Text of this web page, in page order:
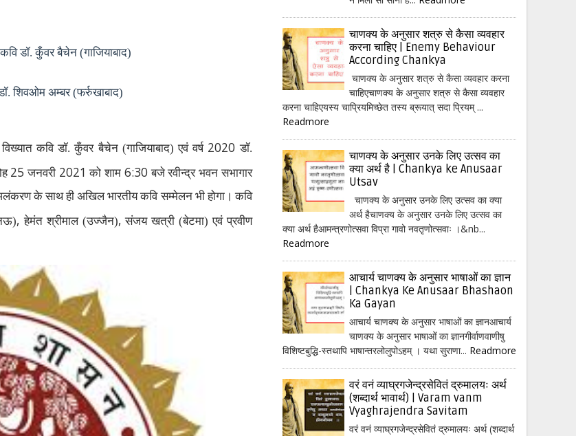
कवि डॉ. कुँवर बैचेन (गाजियाबाद)
शिवओम अम्‍बर (फर्रुखाबाद)
विख्‍यात कवि डॉ. कुँवर बैचेन (गाजियाबाद) एवं वर्ष 2020 डॉ.
25 जनवरी 2021 को शाम 6:30 बजे रवीन्‍द्र भवन सभागार
के साथ ही अखिल भारतीय कवि सम्‍मेलन भी होगा। कवि
,हेमंत श्रीमाल (उज्‍जैन),संजय खत्री (बेटमा) एवं प्रवीण
चाणक्य के अनुसार शत्रु से कैसा व्यवहार
करना चाहिए | Enemy Behaviour
According Chankya
चाणक्य के अनुसार शत्रु से कैसा व्यवहार करना
चाहिएचाणक्य के अनुसार शत्रु से कैसा व्यवहार
करना चाहिएयस्य चाप्रियमिच्छेत तस्य ब्रूयात् सदा प्रियम् ...
Readmore
चाणक्य के अनुसार उनके लिए उत्सव का
क्या अर्थ है | Chankya ke Anusaar
Utsav
चाणक्य के अनुसार उनके लिए उत्सव का क्या
अर्थ हैचाणक्य के अनुसार उनके लिए उत्सव का
क्या अर्थ हैआमन्त्रणोत्सवा विप्रा गावो नवतृणोत्सवाः ।&nb...
Readmore
आचार्य चाणक्य के अनुसार भाषाओं का ज्ञान
| Chankya Ke Anusaar Bhashaon
Ka Gayan
आचार्य चाणक्य के अनुसार भाषाओं का ज्ञानआचार्य
चाणक्य के अनुसार भाषाओं का ज्ञानगीर्वाणवाणीषु
विशिष्टबुद्धि-स्तथापि भाषान्तरलोलुपोऽहम् । यथा सुराणा... Readmore
वरं वनं व्याघ्रगजेन्द्रसेवितं द्रुमालयः अर्थ
(शब्दार्थ भावार्थ) | Varam vanm
Vyaghrajendra Savitam
वरं वनं व्याघ्रगजेन्द्रसेवितं द्रुमालयः अर्थ (शब्दार्थ